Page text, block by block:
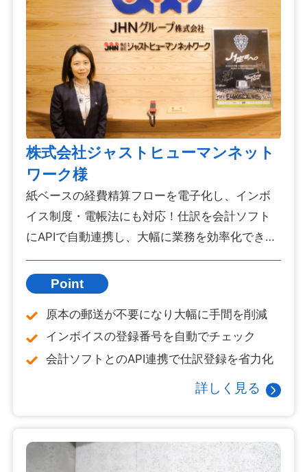
株式会社ジャストヒューマンネット
ワーク様
紙ベースの経費精算フローを電子化し、インボ
イス制度・電帳法にも対応！仕訳を会計ソフト
にAPIで自動連携し、大幅に業務を効率化できま
した。
Point
原本の郵送が不要になり大幅に手間を削減
インボイスの登録番号を自動でチェック
会計ソフトとのAPI連携で仕訳登録を省力化
詳しく見る